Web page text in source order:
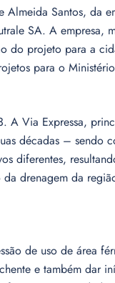
Santos, da
SA. A empresa,
do projeto para a
para o
A Via Expressa,
décadas – sendo
diferentes,
drenagem da
de uso de área
e também dar